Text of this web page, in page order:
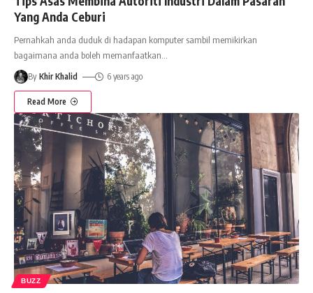
Yang Anda Ceburi
Pernahkah anda duduk di hadapan komputer sambil memikirkan
bagaimana anda boleh memanfaatkan…
By Khir Khalid 6 years ago
Read More
BUZZ